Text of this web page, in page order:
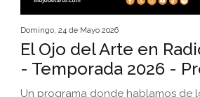
Domingo, 24 de Mayo 2026
El Ojo del Arte en
- Temporada 2026 -
Un programa donde hablamos de